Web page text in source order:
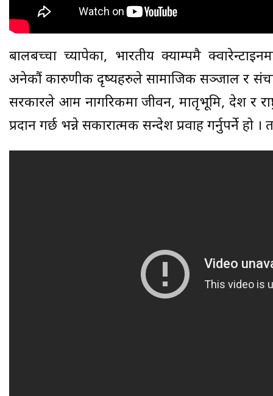
बालबच्चा च्यापेका, भारतीय क्याम्पमै
अनेकौं कारुणीक दृष्यहरुले सामाजिक सञ्जाल र
सरकारले आम नागरिकमा जीवन, मातृभूमि, देश र
प्रदान गर्छ भन्ने सकारात्मक सन्देश प्रवाह गर्नुपर्ने